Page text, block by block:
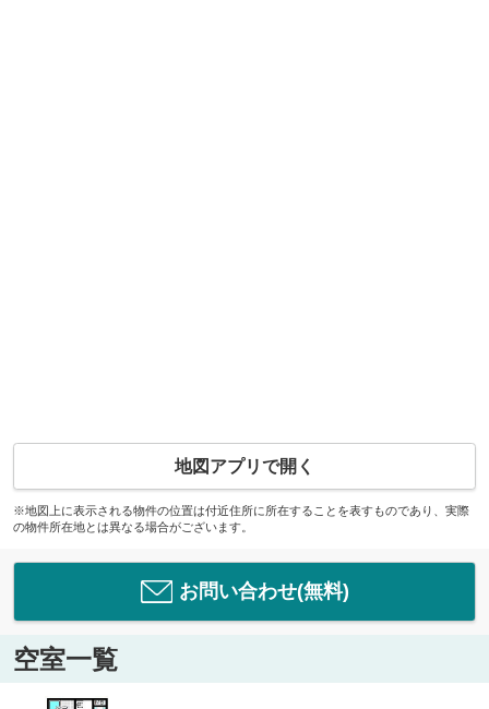
地図アプリで開く
※地図上に表示される物件の位置は付近住所に所在することを表すものであり、実際
の物件所在地とは異なる場合がございます。
お問い合わせ(無料)
空室一覧